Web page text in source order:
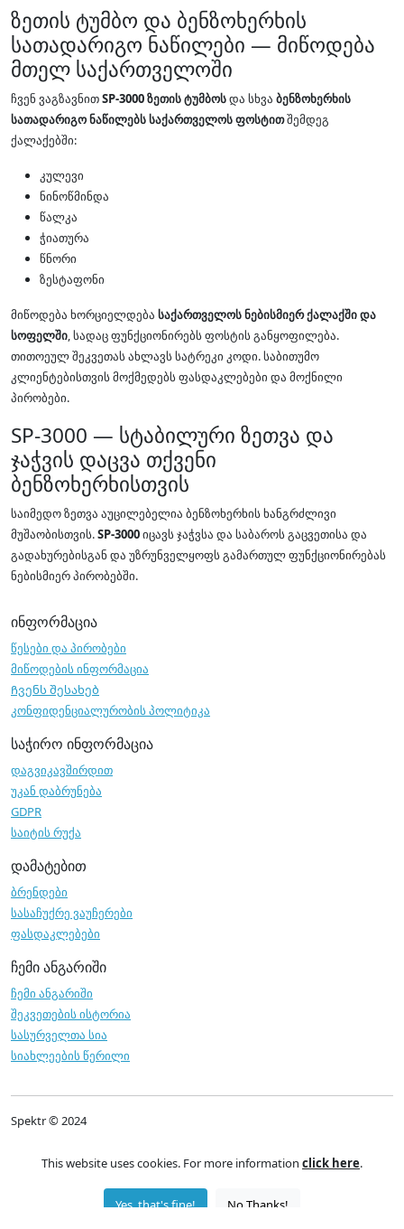
ზეთის ტუმბო და ბენზოხერხის
სათადარიგო ნაწილები — მიწოდება
მთელ საქართველოში
ჩვენ ვაგზავნითSP-3000 ზეთის ტუმბოსდა სხვა ბენზოხერხის
სათადარიგო ნაწილებსსაქართველოს ფოსტითშემდეგ
ქალაქებში:
კულევი
ნინოწმინდა
წალკა
ჭიათურა
წნორი
ზესტაფონი
მიწოდება ხორციელდება საქართველოს ნებისმიერ ქალაქში და
სოფელში, სადაც ფუნქციონირებს ფოსტის განყოფილება.
თითოეულ შეკვეთას ახლავს სატრეკი კოდი. საბითუმო
კლიენტებისთვის მოქმედებს ფასდაკლებები და მოქნილი
პირობები.
SP-3000 — სტაბილური ზეთვა და
ჯაჭვის დაცვა თქვენი
ბენზოხერხისთვის
საიმედო ზეთვა აუცილებელია ბენზოხერხის ხანგრძლივი
მუშაობისთვის.SP-3000იცავს ჯაჭვსა და საბაროს გაცვეთისა და
გადახურებისგან და უზრუნველყოფს გამართულ ფუნქციონირებას
ნებისმიერ პირობებში.
ინფორმაცია
წესები და პირობები
მიწოდების ინფორმაცია
Ჩვენს შესახებ
კონფიდენციალურობის პოლიტიკა
საჭირო ინფორმაცია
დაგვიკავშირდით
უკან დაბრუნება
GDPR
საიტის რუქა
დამატებით
ბრენდები
სასაჩუქრე ვაუჩერები
ფასდაკლებები
ჩემი ანგარიში
ჩემი ანგარიში
შეკვეთების ისტორია
სასურველთა სია
სიახლეების წერილი
Spektr © 2024
This website uses cookies. For more information click here.
Yes, that's fine! No Thanks!